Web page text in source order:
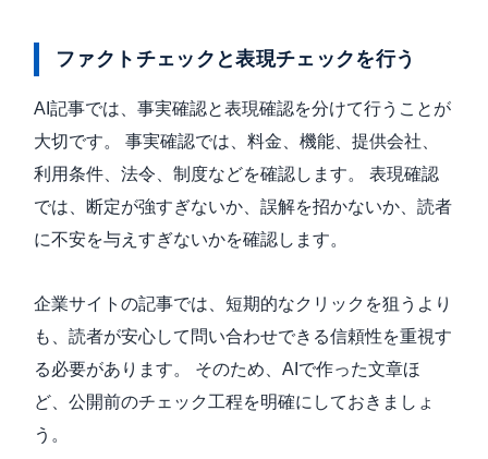
ファクトチェックと表現チェックを行う
AI記事では、事実確認と表現確認を分けて行うことが
大切です。 事実確認では、料金、機能、提供会社、
利用条件、法令、制度などを確認します。 表現確認
では、断定が強すぎないか、誤解を招かないか、読者
に不安を与えすぎないかを確認します。
企業サイトの記事では、短期的なクリックを狙うより
も、読者が安心して問い合わせできる信頼性を重視す
る必要があります。 そのため、AIで作った文章ほ
ど、公開前のチェック工程を明確にしておきましょ
う。